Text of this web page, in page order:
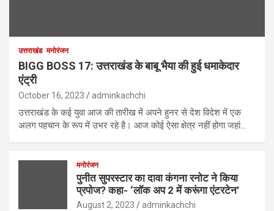
उत्तराखंड मनोरंजन
BIGG BOSS 17: उत्तराखंड के बाबू भैया की हुई धमाकेदार
एंट्री
October 16, 2023 adminkachchi
उत्तराखंड के कई युवा आज की तारीख में अपने हुनर से देश विदेश में एक
अलग पहचान के रूप में उभर रहे है। आज कोई ऐसा क्षेत्र नहीं होगा जहां…
मनोरंजन
पुनीत सुपरस्टार का दावा कंगना रनोट ने किया
प्रपोज? कहा- ‘लॉक अप 2 में करूंगा एंटरटेन’
August 2, 2023 adminkachchi